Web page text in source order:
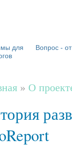
для
Вопрос -
» О